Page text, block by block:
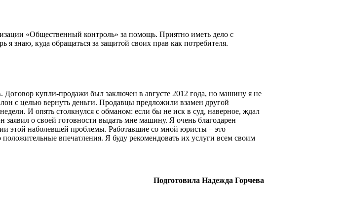
«Общественный контроль» за помощь. Приятно иметь дело с
знаю, куда обращаться за защитой своих прав как потребителя.
купли-продажи был заключен в августе 2012 года, но машину я не
с целью вернуть деньги. Продавцы предложили взамен другой
И опять столкнулся с обманом: если бы не иск в суд, наверное, ждал
о своей готовности выдать мне машину. Я очень благодарен
этой наболевшей проблемы. Работавшие со мной юристы – это
впечатления. Я буду рекомендовать их услуги всем своим
Подготовила Надежда Горчева